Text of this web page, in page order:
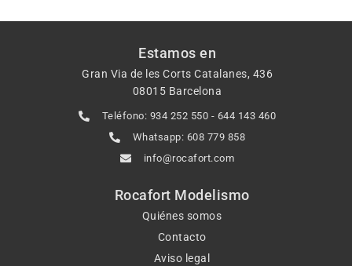
Estamos en
Gran Via de les Corts Catalanes, 436
08015 Barcelona
Teléfono: 934 252 550 - 644 143 460
Whatsapp: 608 779 858
info@rocafort.com
Rocafort Modelismo
Quiénes somos
Contacto
Aviso legal